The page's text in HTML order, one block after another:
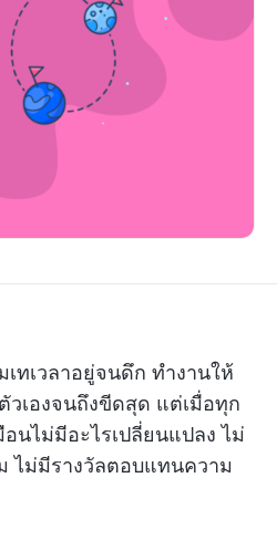
ทเวลาอยู่จนดึก ทำงานให้
เองจนถึงขีดสุด แต่เมื่อทุก
นไม่มีอะไรเปลี่ยนแปลง ไม่
ไม่มีรางวัลตอบแทนความ